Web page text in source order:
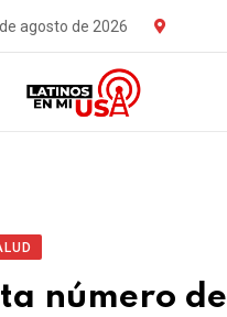
agosto de 2026
número de